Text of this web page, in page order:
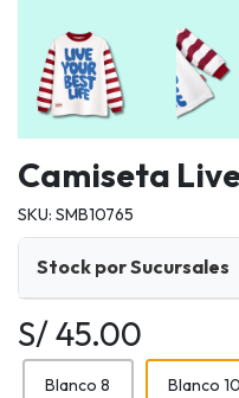
Camiseta
SKU: SMB10765
Stock por Sucursales
S/ 45.00
Blanco 8 Blanco 10